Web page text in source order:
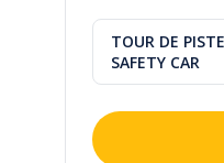
TOUR DE
SAFETY CAR